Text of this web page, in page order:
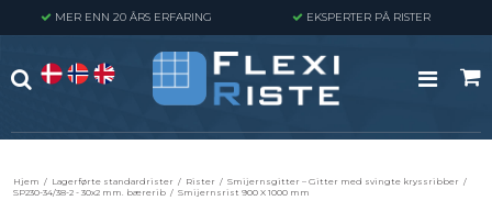
MER ENN 20 ÅRS ERFARING EKSPERTER PÅ RISTER
Hjem / Lagerførte standardrister / Rister / Smijernsgitter – Gitter med svingte kryssribber /
SP230-34/38-2 - 30x2 mm. bærerib / Smijernsrist 900 X 1000 mm